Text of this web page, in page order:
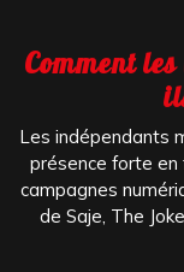
Comment
Les indépendants
présence forte
campagnes
de Saje, The